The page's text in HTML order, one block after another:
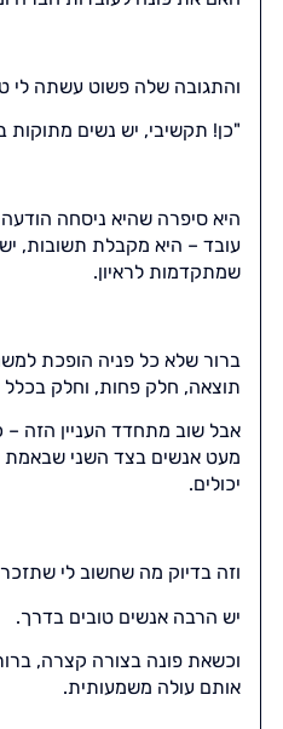
והתגובה שלה פשוט עשתה לי
"כן! תקשיבי, יש נשים מתוקות
היא סיפרה שהיא ניסחה
עובד – היא מקבלת תשובות,
שמתקדמות לראיון.
ברור שלא כל פניה הופכת
תוצאה, חלק פחות, וחלק בכלל
אבל שוב מתחדד העניין הזה –
מעט אנשים בצד השני שבאמת
יכולים.
וזה בדיוק מה שחשוב לי
יש הרבה אנשים טובים בדרך.
וכשאת פונה בצורה קצרה,
אותם עולה משמעותית.